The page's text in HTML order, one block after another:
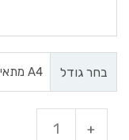
בחר גודל